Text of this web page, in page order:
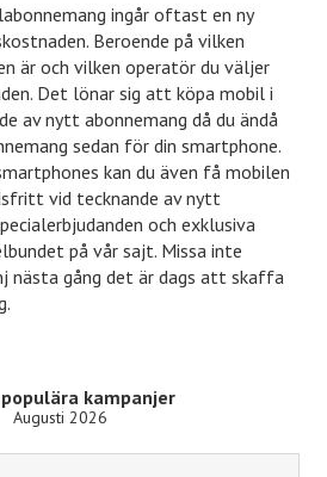
ingår oftast en ny
Beroende på vilken
är och vilken operatör du väljer
Det lönar sig att köpa mobil i
av nytt abonnemang då du ändå
sedan för din smartphone.
kan du även få mobilen
vid tecknande av nytt
och exklusiva
på vår sajt. Missa inte
nästa gång det är dags att skaffa
kampanjer
Augusti 2026